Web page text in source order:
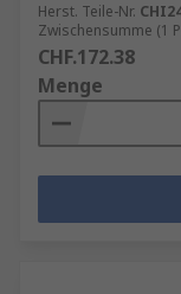
Herst. Teile-Nr.
Zwischensumme (1
CHF.172.38
Menge